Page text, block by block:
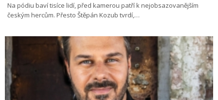
Na pódiu baví tisíce lidí, před kamerou patří k nejobsazovanějším
českým hercům. Přesto Štěpán Kozub tvrdí,…